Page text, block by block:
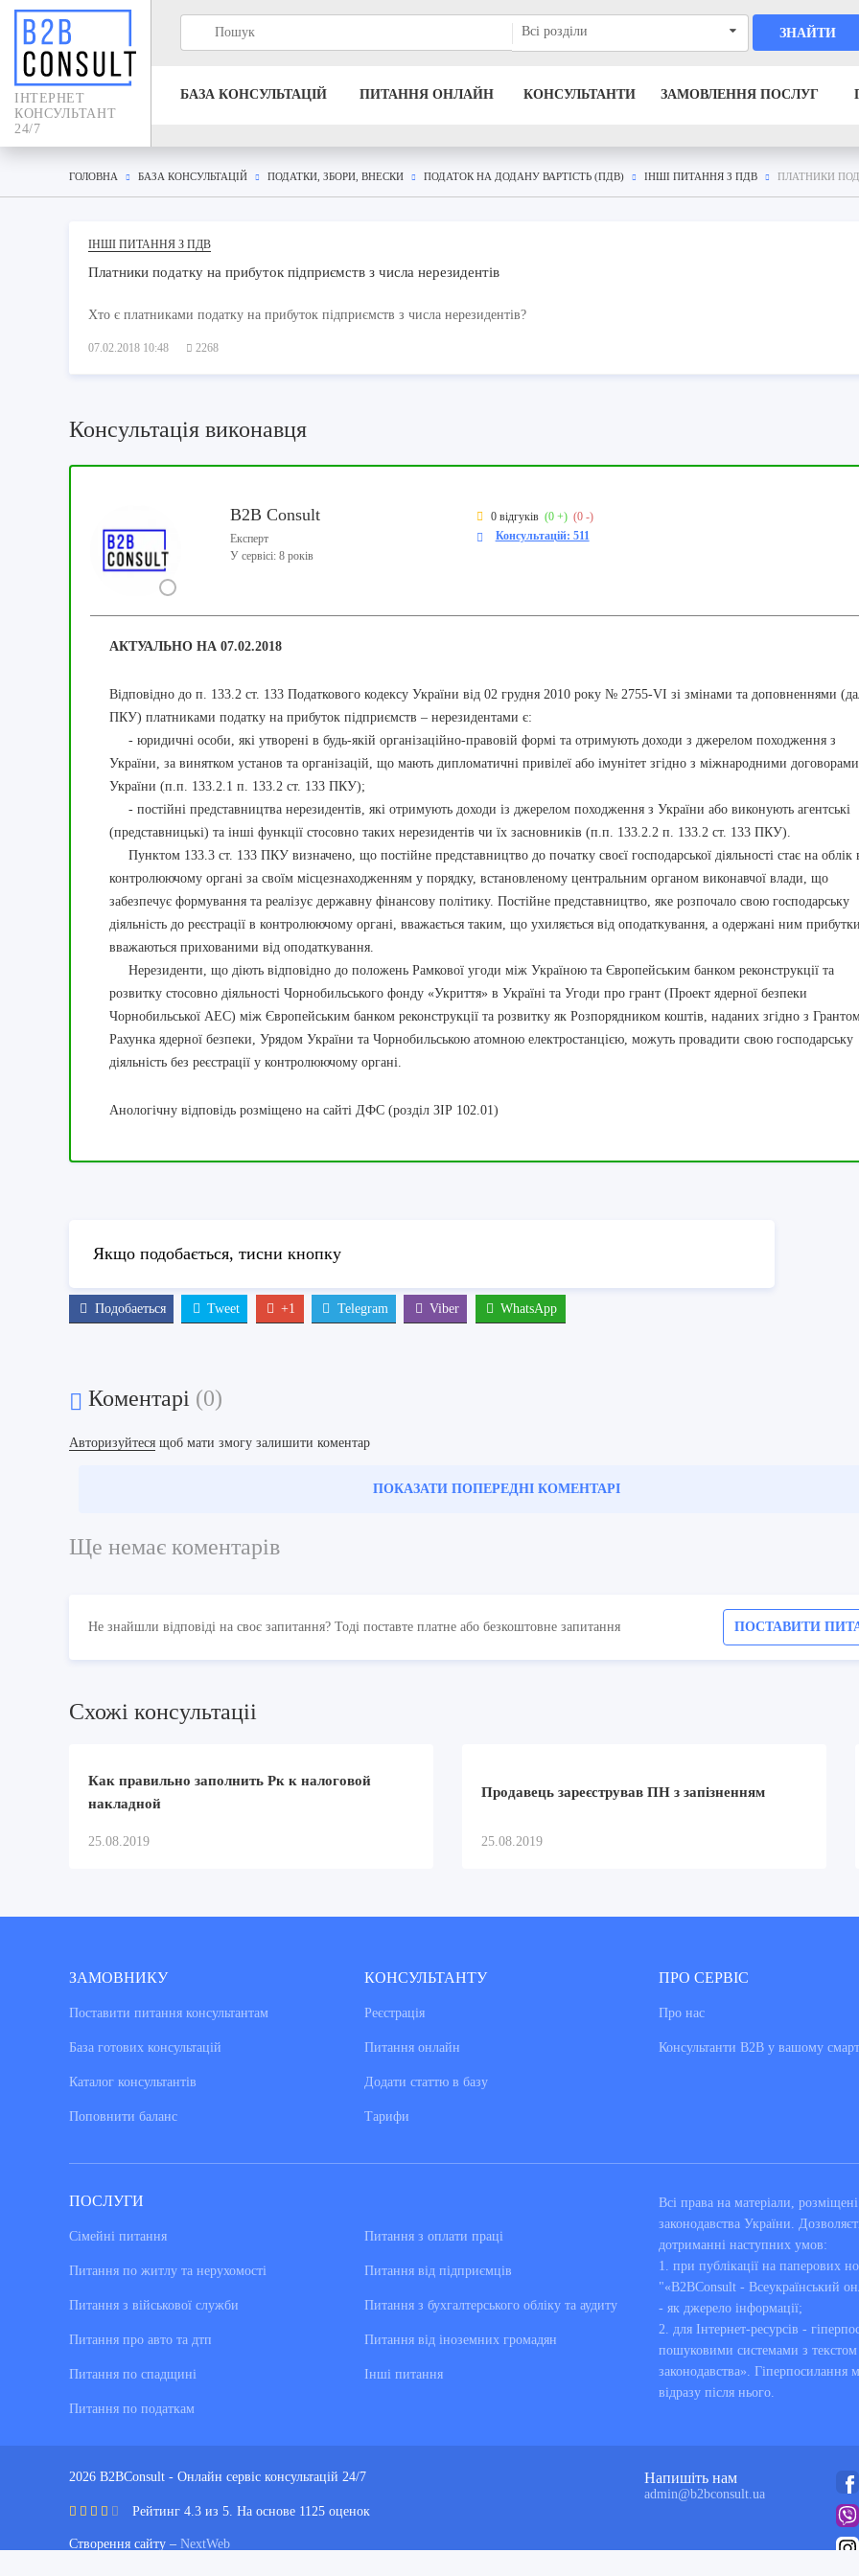
IНТЕРНЕТ
КОНСУЛЬТАНТ
24/7
Всі розділи ЗНАЙТИ
БАЗА КОНСУЛЬТАЦIЙ ПИТАННЯ ОНЛАЙН КОНСУЛЬТАНТИ ЗАМОВЛЕННЯ ПОСЛУГ
ГОЛОВНА БАЗА КОНСУЛЬТАЦIЙ ПОДАТКИ, ЗБОРИ, ВНЕСКИ ПОДАТОК НА ДОДАНУ ВАРТІСТЬ (ПДВ) ІНШІ ПИТАННЯ З ПДВ ПЛАТНИКИ
ІНШІ ПИТАННЯ З ПДВ
Платники податку на прибуток підприємств з числа нерезидентів
Хто є платниками податку на прибуток підприємств з числа нерезидентів?
07.02.2018 10:48 2268
Консультація виконавця
B2B Consult
Експерт
У сервісі: 8 років
0 відгуків (0 +) (0 -)
Консультацій: 511
АКТУАЛЬНО НА 07.02.2018
Відповідно до п. 133.2 ст. 133 Податкового кодексу України від 02 грудня 2010 року № 2755-VI зі змінами та доповненнями
ПКУ) платниками податку на прибуток підприємств – нерезидентами є:
- юридичні особи, які утворені в будь-якій організаційно-правовій формі та отримують доходи з джерелом походження з
України, за винятком установ та організацій, що мають дипломатичні привілеї або імунітет згідно з міжнародними договорами
України (п.п. 133.2.1 п. 133.2 ст. 133 ПКУ);
- постійні представництва нерезидентів, які отримують доходи із джерелом походження з України або виконують агентські
(представницькі) та інші функції стосовно таких нерезидентів чи їх засновників (п.п. 133.2.2 п. 133.2 ст. 133 ПКУ).
Пунктом 133.3 ст. 133 ПКУ визначено, що постійне представництво до початку своєї господарської діяльності стає на облік
контролюючому органі за своїм місцезнаходженням у порядку, встановленому центральним органом виконавчої влади, що
забезпечує формування та реалізує державну фінансову політику. Постійне представництво, яке розпочало свою господарську
діяльність до реєстрації в контролюючому органі, вважається таким, що ухиляється від оподаткування, а одержані ним
вважаються прихованими від оподаткування.
Нерезиденти, що діють відповідно до положень Рамкової угоди між Україною та Європейським банком реконструкції та
розвитку стосовно діяльності Чорнобильського фонду «Укриття» в Україні та Угоди про грант (Проект ядерної безпеки
Чорнобильської АЕС) між Європейським банком реконструкції та розвитку як Розпорядником коштів, наданих згідно з
Рахунка ядерної безпеки, Урядом України та Чорнобильською атомною електростанцією, можуть провадити свою господарську
діяльність без реєстрації у контролюючому органі.
Анологічну відповідь розміщено на сайті ДФС (розділ ЗІР 102.01)
Якщо подобається, тисни кнопку
Подобаеться Tweet +1 Telegram Viber WhatsApp
Коментарі (0)
Авторизуйтеся щоб мати змогу залишити коментар
ПОКАЗАТИ ПОПЕРЕДНІ КОМЕНТАРІ
Ще немає коментарів
Не знайшли відповіді на своє запитання? Тоді поставте платне або безкоштовне запитання ПОСТАВИТИ
Схожi консультацii
Как правильно заполнить Рк к налоговой
накладной
25.08.2019
Продавець зареєстрував ПН з запізненням
25.08.2019
ЗАМОВНИКУ
Поставити питання консультантам
База готових консультацiй
Каталог консультантiв
Поповнити баланс
КОНСУЛЬТАНТУ
Реєстрація
Питання онлайн
Додати статтю в базу
Тарифи
ПРО СЕРВІС
Про нас
Консультанти В2В у вашому
ПОСЛУГИ
Сімейні питання
Питання по житлу та нерухомості
Питання з військової служби
Питання про авто та дтп
Питання по спадщині
Питання по податкам
Питання з оплати праці
Питання від підприємців
Питання з бухгалтерського обліку та аудиту
Питання від іноземних громадян
Інші питання
Всі права на матеріали,
законодавства України.
дотриманні наступних умов:
1. при публікації на паперових
"«B2BConsult - Всеукраїнський
- як джерело інформації;
2. для Інтернет-ресурсів -
пошуковими системами з текстом
законодавства». Гіперпосилання
відразу після нього.
2026 B2BConsult - Онлайн сервіс консультацій 24/7
Рейтинг 4.3 из 5. На основе 1125 оценок
Створення сайту – NextWeb
Напишіть нам
admin@b2bconsult.ua